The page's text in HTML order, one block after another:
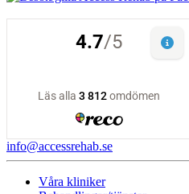
info@accessrehab.se
Våra kliniker